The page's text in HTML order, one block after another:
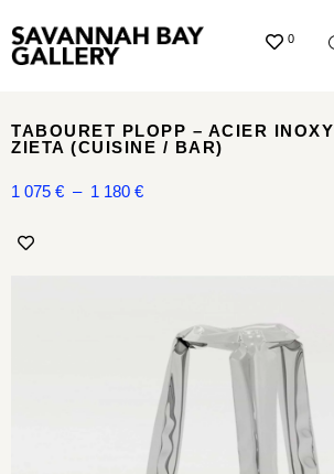
0
TABOURET PLOPP – ACIER
ZIETA (CUISINE / BAR)
1 075 € – 1 180 €